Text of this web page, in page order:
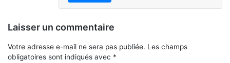
Laisser un commentaire
Votre adresse e-mail ne sera pas publiée. Les champs
obligatoires sont indiqués avec *